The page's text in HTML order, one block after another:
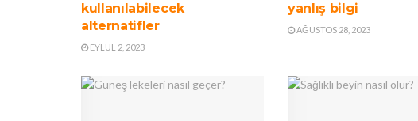
kullanılabilecek
alternatifler
EYLÜL 2, 2023
yanlış bilgi
AĞUSTOS 28, 2023